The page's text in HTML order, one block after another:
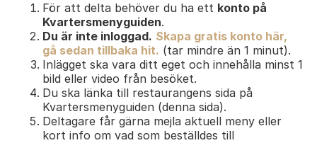
För att delta behöver du ha ett konto på
Kvartersmenyguiden.
Du är inte inloggad. Skapa gratis konto här,
gå sedan tillbaka hit. (tar mindre än 1 minut).
Inlägget ska vara ditt eget och innehålla minst 1
bild eller video från besöket.
Du ska länka till restaurangens sida på
Kvartersmenyguiden (denna sida).
Deltagare får gärna mejla aktuell meny eller
kort info om vad som beställdes till